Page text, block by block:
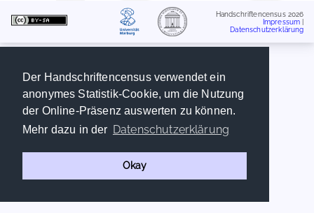
Der Handschriftencensus verwendet ein
anonymes Statistik-Cookie, um die Nutzung
der Online-Präsenz auswerten zu können.
Mehr dazu in der Datenschutzerklärung
Okay
Handschriftencensus 2026
Impressum
Datenschutzerklärung